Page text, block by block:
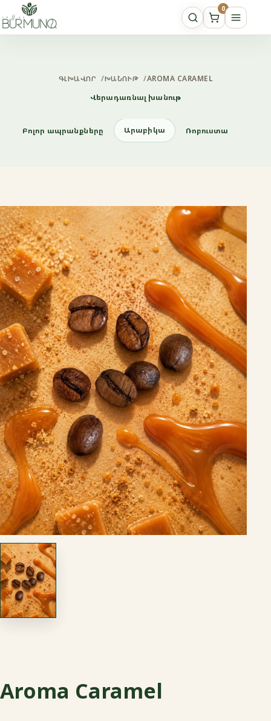
0
ԳԼԽԱՎՈՐ /ԽԱՆՈՒԹ /AROMA CARAMEL
Վերադառնալ խանութ
Բոլոր ապրանքները Արաբիկա Ռոբուստա
Aroma Caramel